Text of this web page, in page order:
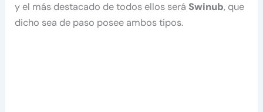
y el más destacado de todos ellos será Swinub, que
dicho sea de paso posee ambos tipos.